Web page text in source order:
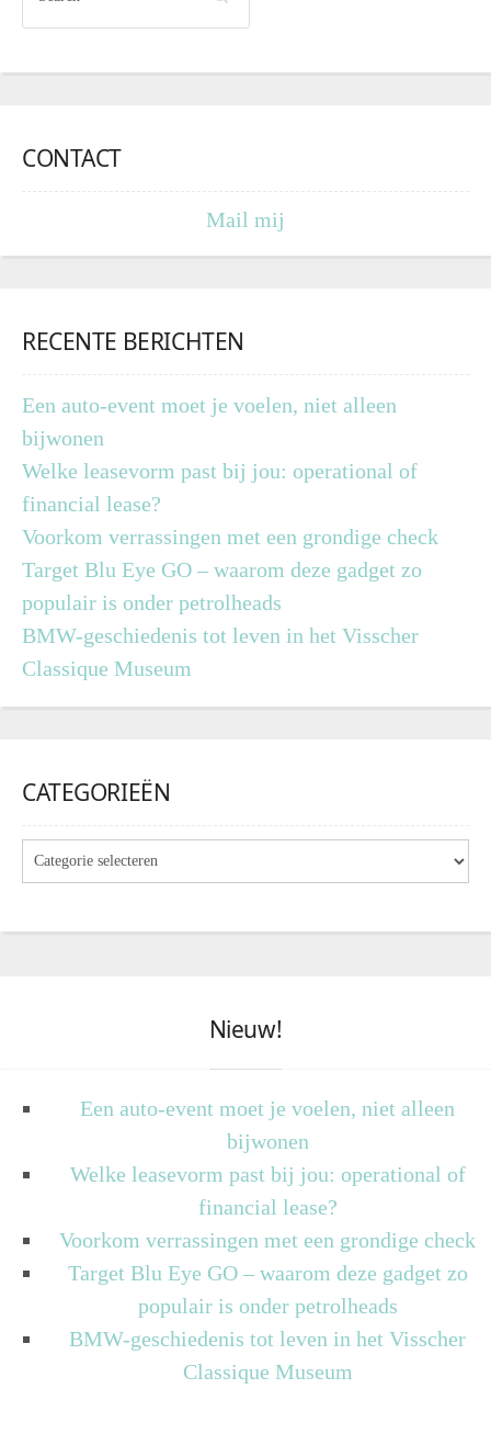
CONTACT
Mail mij
RECENTE BERICHTEN
Een auto-event moet je voelen, niet alleen
bijwonen
Welke leasevorm past bij jou: operational of
financial lease?
Voorkom verrassingen met een grondige check
Target Blu Eye GO – waarom deze gadget zo
populair is onder petrolheads
BMW-geschiedenis tot leven in het Visscher
Classique Museum
CATEGORIEËN
Nieuw!
Een auto-event moet je voelen, niet alleen
bijwonen
Welke leasevorm past bij jou: operational of
financial lease?
Voorkom verrassingen met een grondige check
Target Blu Eye GO – waarom deze gadget zo
populair is onder petrolheads
BMW-geschiedenis tot leven in het Visscher
Classique Museum